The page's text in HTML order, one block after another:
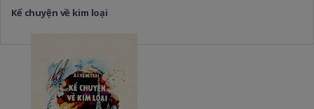
Kể chuyện về kim loại